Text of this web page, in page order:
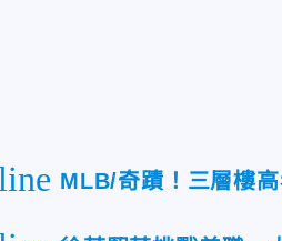
MLB/奇蹟！三層樓